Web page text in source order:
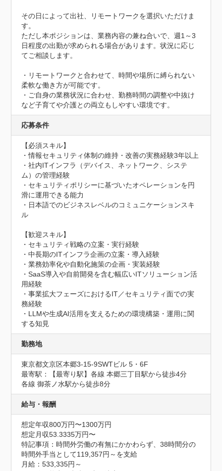
その日によって出社、リモートワークを選択いただけま
す。
ただし本ポジションは、業務内容の兼ね合いで、週1～3
日程度の出勤が求められる場合があります。状況に応じ
てご相談します。
・リモートワークと合わせて、時間や場所に縛られない
柔軟な働き方が可能です。
・ご自身の業務状況に合わせ、勤務時間の調整や中抜け
など子育てや介護との両立もしやすい環境です。
応募条件
【必須スキル】
・情報セキュリティ体制の維持・改善の実務経験3年以上
・社内ITインフラ（デバイス、ネットワーク、システ
ム）の管理経験
・セキュリティポリシーに基づいたオペレーションを円
滑に運用できる能力
・日本語でのビジネスレベルのコミュニケーションスキ
ル
【歓迎スキル】
・セキュリティ戦略の立案・実行経験
・中長期のITインフラ企画の立案・導入経験
・業務効率化や自動化施策の企画・実装経験
・SaaS導入や自前開発を含む幅広いITソリューション活
用経験
・事業拡大フェーズにおけるIT／セキュリティ面での実
務経験
・LLMや生成AI活用を支えるための環境構築・運用に関
する知見
勤務地
東京都文京区本郷3-15-9SWTビル 5・6F
最寄駅：【最寄り駅】各線 本郷三丁目駅から徒歩4分
各線 御茶ノ水駅から徒歩8分
給与・報酬
想定年収800万円〜1300万円
想定月収53.3335万円〜
特記事項：時間外労働の有無にかかわらず、38時間分の
時間外手当として119,357円～を支給
月給：533,335円～